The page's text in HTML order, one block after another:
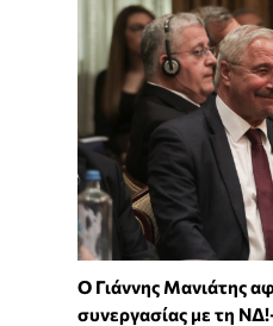
Ο Γιάννης Μανιάτης
συνεργασίας με τη